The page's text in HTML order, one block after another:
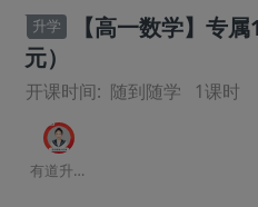
升学
【高一数学】专
元）
开课时间: 随到随学 1课时
有道升学规划师